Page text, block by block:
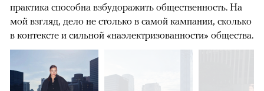
практика способна взбудоражить общественность. На
мой взгляд, дело не столько в самой кампании, сколько
в контексте и сильной «наэлектризованности» общества.